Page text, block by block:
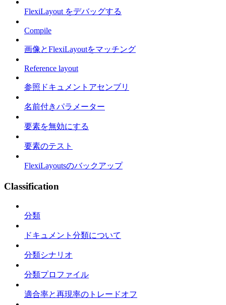
FlexiLayout をデバッグする
Compile
画像とFlexiLayoutをマッチング
Reference layout
参照ドキュメントアセンブリ
名前付きパラメーター
要素を無効にする
要素のテスト
FlexiLayoutsのバックアップ
Classification
分類
ドキュメント分類について
分類シナリオ
分類プロファイル
適合率と再現率のトレードオフ